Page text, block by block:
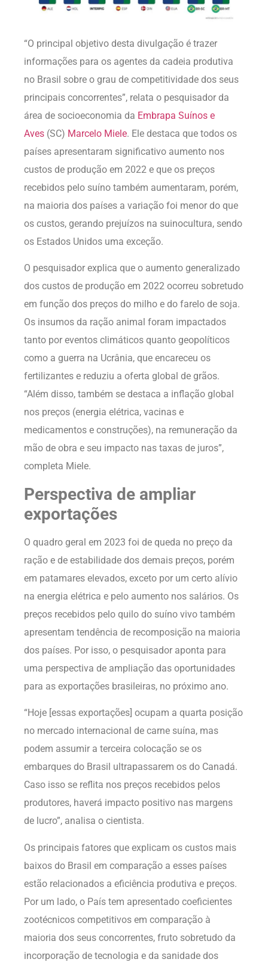
“O principal objetivo desta divulgação é trazer
informações para os agentes da cadeia produtiva
no Brasil sobre o grau de competitividade dos seus
principais concorrentes”, relata o pesquisador da
área de socioeconomia da Embrapa Suínos e
Aves (SC) Marcelo Miele. Ele destaca que todos os
países apresentaram significativo aumento nos
custos de produção em 2022 e que os preços
recebidos pelo suíno também aumentaram, porém,
na maioria dos países a variação foi menor do que
os custos, gerando prejuízos na suinocultura, sendo
os Estados Unidos uma exceção.
O pesquisador explica que o aumento generalizado
dos custos de produção em 2022 ocorreu sobretudo
em função dos preços do milho e do farelo de soja.
Os insumos da ração animal foram impactados
tanto por eventos climáticos quanto geopolíticos
como a guerra na Ucrânia, que encareceu os
fertilizantes e reduziu a oferta global de grãos.
“Além disso, também se destaca a inflação global
nos preços (energia elétrica, vacinas e
medicamentos e construções), na remuneração da
mão de obra e seu impacto nas taxas de juros”,
completa Miele.
Perspectiva de ampliar
exportações
O quadro geral em 2023 foi de queda no preço da
ração e de estabilidade dos demais preços, porém
em patamares elevados, exceto por um certo alívio
na energia elétrica e pelo aumento nos salários. Os
preços recebidos pelo quilo do suíno vivo também
apresentam tendência de recomposição na maioria
dos países. Por isso, o pesquisador aponta para
uma perspectiva de ampliação das oportunidades
para as exportações brasileiras, no próximo ano.
“Hoje [essas exportações] ocupam a quarta posição
no mercado internacional de carne suína, mas
podem assumir a terceira colocação se os
embarques do Brasil ultrapassarem os do Canadá.
Caso isso se reflita nos preços recebidos pelos
produtores, haverá impacto positivo nas margens
de lucro”, analisa o cientista.
Os principais fatores que explicam os custos mais
baixos do Brasil em comparação a esses países
estão relacionados a eficiência produtiva e preços.
Por um lado, o País tem apresentado coeficientes
zootécnicos competitivos em comparação à
maioria dos seus concorrentes, fruto sobretudo da
incorporação de tecnologia e da sanidade dos